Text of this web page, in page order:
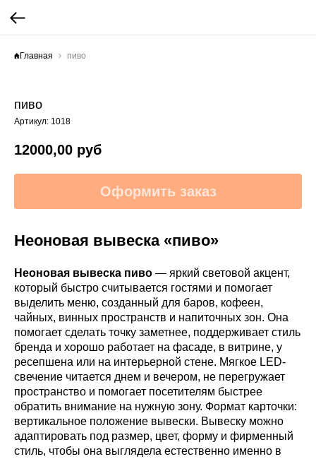
Главная пиво
пиво
Артикул: 1018
12000,00 руб
Оформить заказ
Неоновая вывеска «пиво»
Неоновая вывеска пиво — яркий световой акцент,
который быстро считывается гостями и помогает
выделить меню, созданный для баров, кофеен,
чайных, винных пространств и напиточных зон. Она
помогает сделать точку заметнее, поддерживает стиль
бренда и хорошо работает на фасаде, в витрине, у
ресепшена или на интерьерной стене. Мягкое LED-
свечение читается днем и вечером, не перегружает
пространство и помогает посетителям быстрее
обратить внимание на нужную зону. Формат карточки:
вертикальное положение вывески. Вывеску можно
адаптировать под размер, цвет, форму и фирменный
стиль, чтобы она выглядела естественно именно в